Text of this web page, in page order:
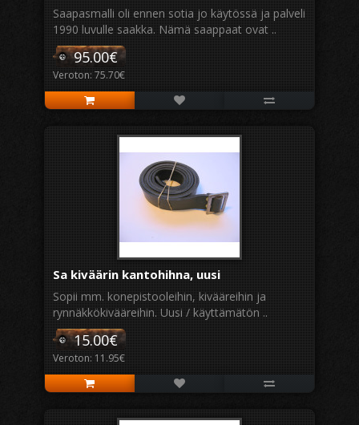
Saapasmalli oli ennen sotia jo käytössä ja palveli
1990 luvulle saakka. Nämä saappaat ovat ..
95.00€
Veroton: 75.70€
Sa kiväärin kantohihna, uusi
Sopii mm. konepistooleihin, kivääreihin ja
rynnäkkökivääreihin. Uusi / käyttämätön ..
15.00€
Veroton: 11.95€